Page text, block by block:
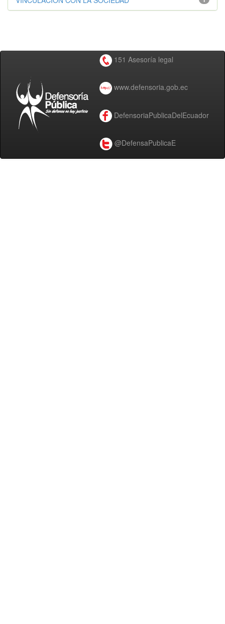
151 Asesoría legal
www.defensoria.gob.ec
DefensoriaPublicaDelEcuador
@DefensaPublicaE